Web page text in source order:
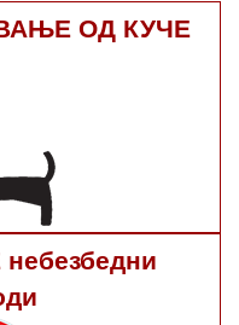
ОД КУЧЕ